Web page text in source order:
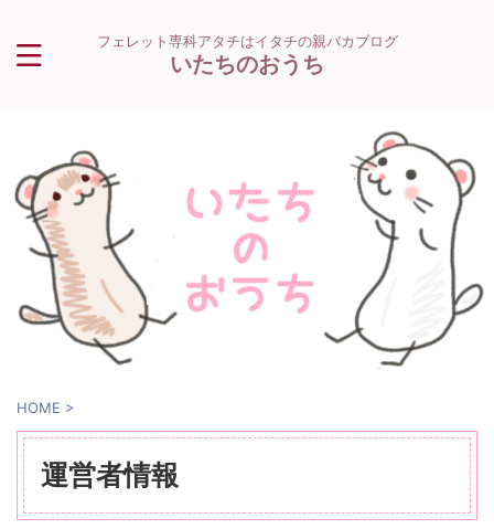
フェレット専科アタチはイタチの親バカブログ
いたちのおうち
HOME >
運営者情報